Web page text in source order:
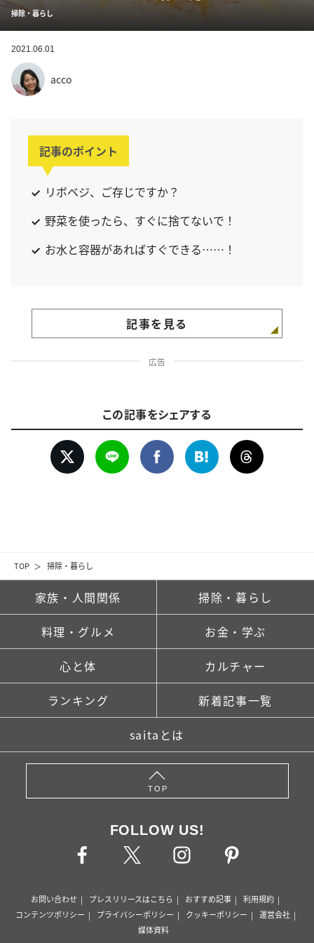
TOP 掃除・暮らし
掃除・暮らし
2021.06.01
acco
記事のポイント
リボベジ、ご存じですか？
野菜を使ったら、すぐに捨てないで！
お水と容器があればすぐできる……！
記事を見る
広告
この記事をシェアする
家族・人間関係 掃除・暮らし
料理・グルメ お金・学ぶ
心と体 カルチャー
ランキング 新着記事一覧
saitaとは
TOP
FOLLOW US!
お問い合わせ プレスリリースはこちら おすすめ記事
利用規約
コンテンツポリシー
プライバシーポリシー クッキーポリシー
運営会社
媒体資料